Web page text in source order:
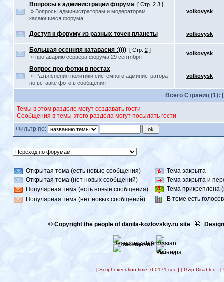
Вопросы к администрации форума [ Стр. 2 3]
» Вопросы администраторам и модераторам
касающиеся форума
volkovysk
Доступ к форуму из разных точек планеты volkovysk
Большая осенняя катавасия :))))[ Стр. 2]
» про аварию сервера форума 29 сентября
volkovysk
Вопрос про фотки в постах
» Разъяснения политики системного администратора
по вставке фото в сообщения
volkovysk
Всего Страниц(1):
Темы в этом разделе могут создавать гости
Сообщения в темы этого раздела могут посылать гости
Фильтр по:
Открытая тема (есть новые сообщения)
Тема закрыта
Открытая тема (нет новых сообщений)
Тема закрыта и
Популярная тема (есть новые сообщения)
Тема прикреплена
Популярная тема (нет новых сообщений)
В теме есть
© Copyright the people of danila-kozlovskiy.ru site
[ Script execution time: 0.0171 sec ] [ Gzip Disabled ] [